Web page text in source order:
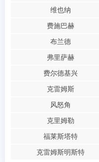
维也纳
费施巴赫
布兰德
弗里萨赫
费尔德基兴
克雷姆斯
风怒角
克里姆勒
福莱斯塔特
克雷姆斯明斯特